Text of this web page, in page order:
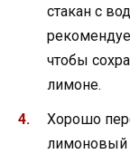
стакан с
чтобы
лимоне.
Хорошо
лимоновый